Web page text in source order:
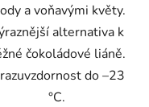
a voňavými květy.
alternativa k
čokoládové liáně.
do –23
°C.
Odeslat